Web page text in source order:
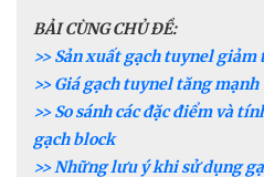
BẢI CÙNG CHỦ ĐỀ:
>> Sản xuất gạch tuynel
>> Giá gạch tuynel tăng mạnh
>> So sánh các đặc điểm và
gạch block
>> Những lưu ý khi sử dụng